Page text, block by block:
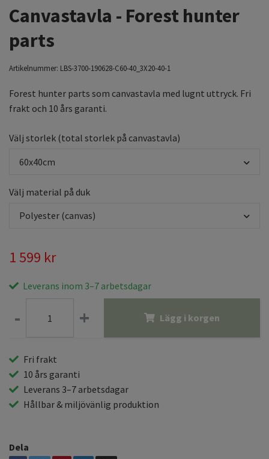
Canvastavla - Forest hunter
parts
Artikelnummer: LBS-3700-190628-C60-40_3X20-40-1
Forest hunter parts som canvastavla med lugnt uttryck. Fri
frakt och 10 års garanti.
Välj storlek (total storlek på canvastavla)
60x40cm
Välj material på duk
Polyester (canvas)
1 599 kr
Leverans inom 3–7 arbetsdagar
- + Lägg i korgen
Fri frakt
10 års garanti
Leverans 3–7 arbetsdagar
Hållbar & miljövänlig produktion
Dela